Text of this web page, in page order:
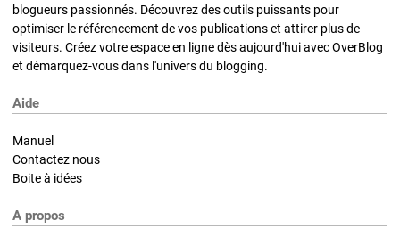
blogueurs passionnés. Découvrez des outils puissants pour
optimiser le référencement de vos publications et attirer plus de
visiteurs. Créez votre espace en ligne dès aujourd'hui avec OverBlog
et démarquez-vous dans l'univers du blogging.
Aide
Manuel
Contactez nous
Boite à idées
A propos